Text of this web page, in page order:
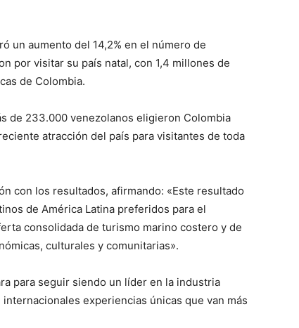
un aumento del 14,2% en el número de
por visitar su país natal, con 1,4 millones de
de Colombia.
de 233.000 venezolanos eligieron Colombia
atracción del país para visitantes de toda
con los resultados, afirmando: «Este resultado
de América Latina preferidos para el
consolidada de turismo marino costero y de
culturales y comunitarias».
para seguir siendo un líder en la industria
experiencias únicas que van más